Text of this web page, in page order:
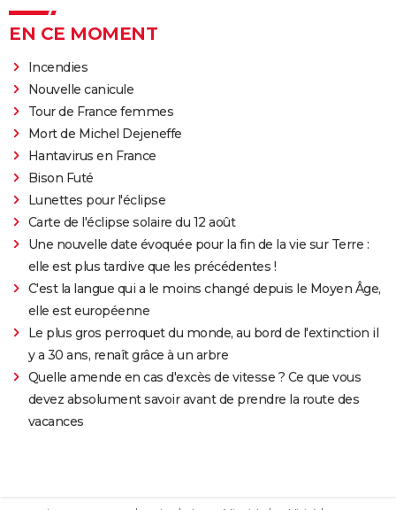
EN CE MOMENT
Incendies
Nouvelle canicule
Tour de France femmes
Mort de Michel Dejeneffe
Hantavirus en France
Bison Futé
Lunettes pour l'éclipse
Carte de l'éclipse solaire du 12 août
Une nouvelle date évoquée pour la fin de la vie sur Terre :
elle est plus tardive que les précédentes !
C'est la langue qui a le moins changé depuis le Moyen Âge,
elle est européenne
Le plus gros perroquet du monde, au bord de l'extinction il
y a 30 ans, renaît grâce à un arbre
Quelle amende en cas d'excès de vitesse ? Ce que vous
devez absolument savoir avant de prendre la route des
vacances